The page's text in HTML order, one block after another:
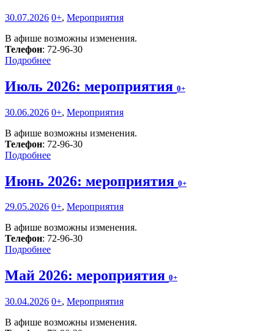
30.07.2026 0+, Мероприятия
В афише возможны изменения.
Телефон: 72-96-30
Подробнее
Июль 2026: мероприятия 0+
30.06.2026 0+, Мероприятия
В афише возможны изменения.
Телефон: 72-96-30
Подробнее
Июнь 2026: мероприятия 0+
29.05.2026 0+, Мероприятия
В афише возможны изменения.
Телефон: 72-96-30
Подробнее
Май 2026: мероприятия 0+
30.04.2026 0+, Мероприятия
В афише возможны изменения.